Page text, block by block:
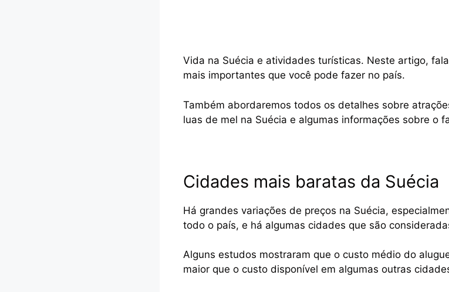
Vida na Suécia e atividades turísticas. Neste artigo,
mais importantes que você pode fazer no país.
Também abordaremos todos os detalhes sobre
luas de mel na Suécia e algumas informações sobre o
Cidades mais baratas da Suécia
Há grandes variações de preços na Suécia,
todo o país, e há algumas cidades que são
Alguns estudos mostraram que o custo médio do
maior que o custo disponível em algumas outras